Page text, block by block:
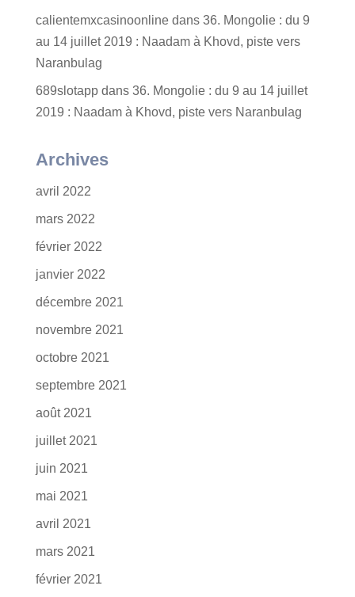
calientemxcasinoonlinedans 36. Mongolie : du 9
au 14 juillet 2019 : Naadam à Khovd, piste vers
Naranbulag
689slotappdans 36. Mongolie : du 9 au 14 juillet
2019 : Naadam à Khovd, piste vers Naranbulag
Archives
avril 2022
mars 2022
février 2022
janvier 2022
décembre 2021
novembre 2021
octobre 2021
septembre 2021
août 2021
juillet 2021
juin 2021
mai 2021
avril 2021
mars 2021
février 2021